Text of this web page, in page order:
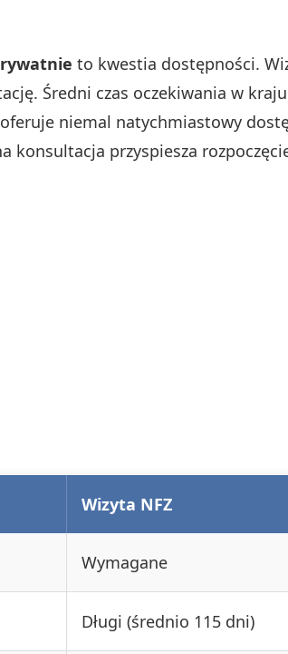
to kwestia dostępności.
Średni czas oczekiwania w
niemal natychmiastowy
konsultacja przyspiesza
Wizyta NFZ
Wymagane
Długi (średnio 115 dni)